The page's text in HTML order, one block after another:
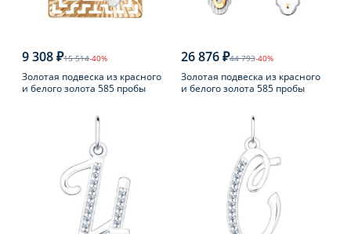
9 308 ₽15 514-40%
Золотая подвеска из красного
и белого золота 585 пробы
26 876 ₽44 793-40%
Золотая подвеска из красного
и белого золота 585 пробы